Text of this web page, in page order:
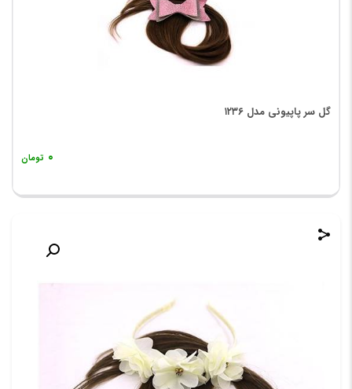
گل سر پاپیونی مدل ۱۲۳۶
۰ تومان